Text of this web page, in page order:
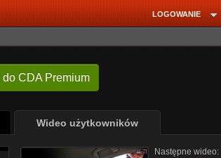
LOGOWANIE
do CDA Premium
Wideo użytkowników
Następne wideo: